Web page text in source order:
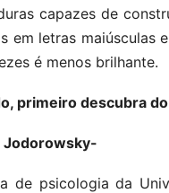
capazes de
em letras maiúsculas
é menos brilhante.
primeiro descubra
Jodorowsky-
de psicologia da